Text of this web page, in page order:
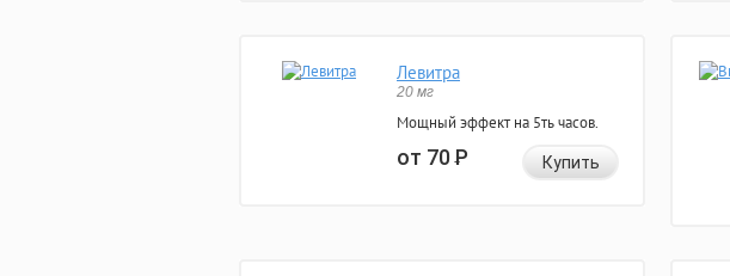
Левитра
20 мг
Мощный эффект на 5ть часов.
от 70Р Купить